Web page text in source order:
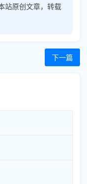
站原创文章，转载
下一篇